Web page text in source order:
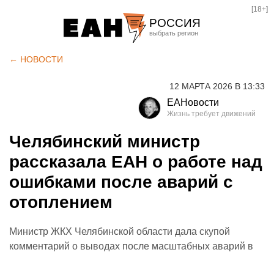
РОССИЯ
Курган
Оренбург
[18+]
← НОВОСТИ
12 МАРТА 2026 В 13:33
ЕАНовости
Челябинский министр
рассказала ЕАН о работе над
ошибками после аварий с
отоплением
Министр ЖКХ Челябинской области дала скупой
комментарий о выводах после масштабных аварий в